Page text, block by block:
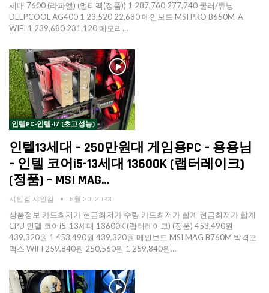
세대 7600 (라파엘) (멀티팩(정품)) 1 287,760 277,740 쿨러/튜닝
DEEPCOOL AG400 1 23,520 22,680 메인보드 MSI PRO B650M-A
WIFI 1 239,680 231,120 메모리…
인텔PC-인텔-I7 (초고성능)
인텔13세대 – 250만원대 게임용PC – 용용님
– 인텔 코어i5-13세대 13600K (랩터레이크)
(정품) – MSI MAG…
샤인컴 샤인컴 5월 30, 2023
상품정보 카드최저가 현금최저가 수량 카드최저가 합계 현금최저가 합계
CPU 인텔 코어i5-13세대 13600K (랩터레이크) (정품) 453,490원
439,320원 1 453,490원 439,320원 메인보드 MSI MAG B760M 박격포
맥스 WIFI 259,840원 250,560원 1 259,840원…